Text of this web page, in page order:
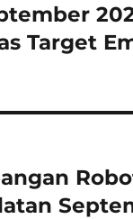
Target